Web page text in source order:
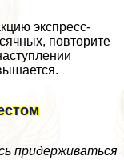
экспресс-
повторите
придерживаться